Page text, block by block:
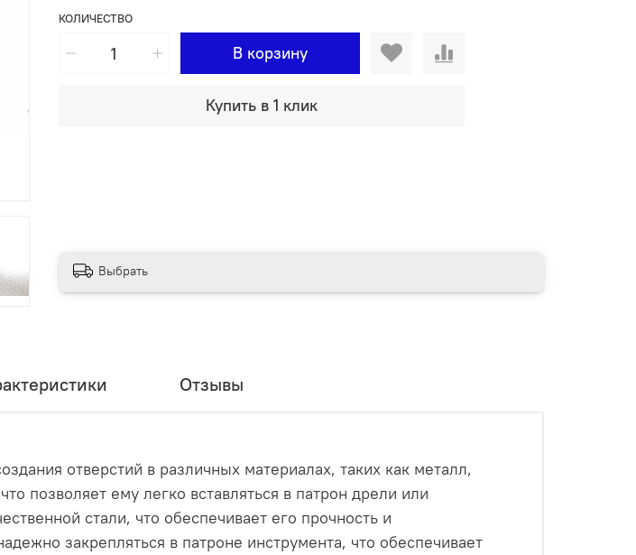
КОЛИЧЕСТВО
В корзину
Купить в 1 клик
Выбрать
Отзывы
отверстий в различных материалах, таких как металл,
позволяет ему легко вставляться в патрон дрели или
стали, что обеспечивает его прочность и
закрепляться в патроне инструмента, что обеспечивает